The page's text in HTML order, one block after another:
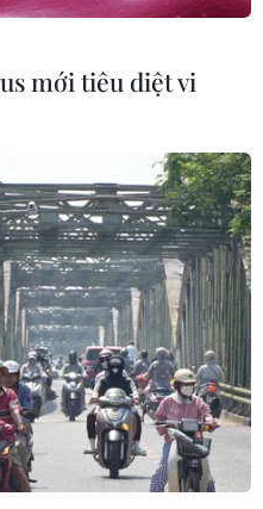
bay suýt
hệ
triển
mới tiêu diệt vi